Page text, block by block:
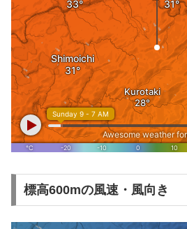
標高600mの風速・風向き